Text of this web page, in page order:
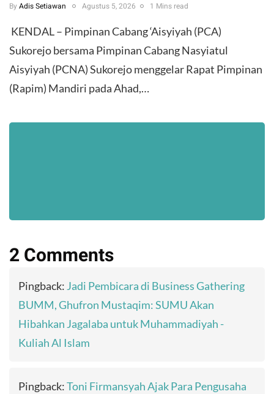
By Adis Setiawan Agustus 5, 2026 1 Mins read
​ KENDAL – Pimpinan Cabang ‘Aisyiyah (PCA)
Sukorejo bersama Pimpinan Cabang Nasyiatul
Aisyiyah (PCNA) Sukorejo menggelar Rapat Pimpinan
(Rapim) Mandiri pada Ahad,…
2 Comments
Pingback: Jadi Pembicara di Business Gathering
BUMM, Ghufron Mustaqim: SUMU Akan
Hibahkan Jagalaba untuk Muhammadiyah -
Kuliah Al Islam
Pingback:Toni Firmansyah Ajak Para Pengusaha